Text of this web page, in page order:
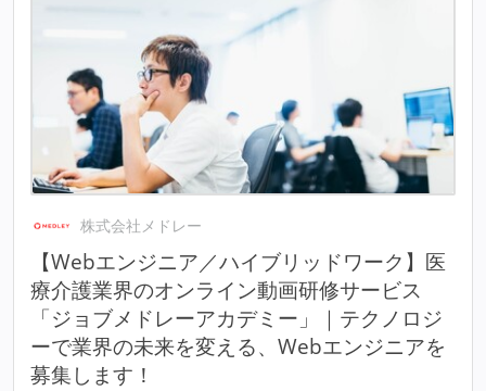
株式会社メドレー
【Webエンジニア／ハイブリッドワーク】医
療介護業界のオンライン動画研修サービス
「ジョブメドレーアカデミー」｜テクノロジ
ーで業界の未来を変える、Webエンジニアを
募集します！